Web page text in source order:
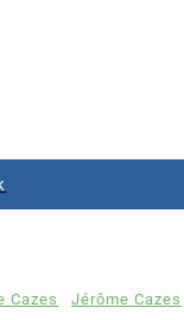
Cazes Jérôme Cazes